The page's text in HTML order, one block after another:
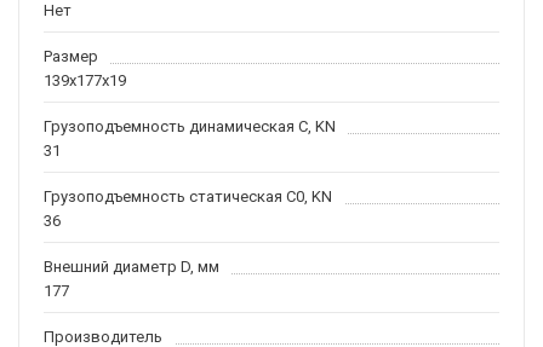
Нет
Размер
139x177x19
Грузоподъемность динамическая C, KN
31
Грузоподъемность статическая C0, KN
36
Внешний диаметр D, мм
177
Производитель